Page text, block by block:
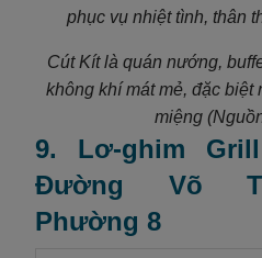
phục vụ nhiệt tình, thân
Cút Kít là quán nướng,
không khí mát mẻ, đặc biệt
miệng
9. Lơ-ghim
Đường Võ
Phường 8